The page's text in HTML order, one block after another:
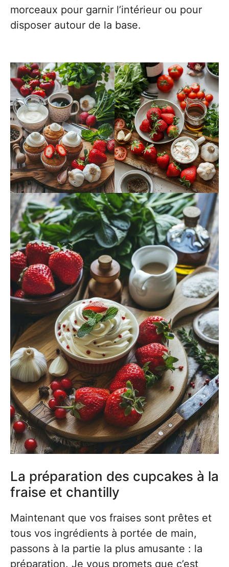
morceaux pour garnir l’intérieur ou pour
disposer autour de la base.
La préparation des cupcakes à la
fraise et chantilly
Maintenant que vos fraises sont prêtes et
tous vos ingrédients à portée de main,
passons à la partie la plus amusante : la
préparation. Je vous promets que c’est